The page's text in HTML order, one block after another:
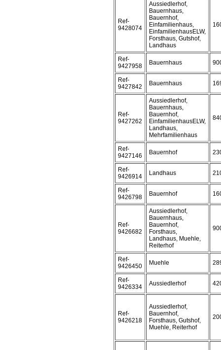
Ref-
9428074
Aussiedlerhof,
Bauernhaus,
Bauernhof,
Einfamilienhaus,
EinfamilienhausELW,
Forsthaus, Gutshof,
Landhaus
Ref-
9427958
Bauernhaus
Ref-
9427842
Bauernhaus
Ref-
9427262
Aussiedlerhof,
Bauernhaus,
Bauernhof,
EinfamilienhausELW,
Landhaus,
Mehrfamilienhaus
Ref-
9427146
Bauernhof
Ref-
9426914
Landhaus
Ref-
9426798
Bauernhof
Ref-
9426682
Aussiedlerhof,
Bauernhaus,
Bauernhof,
Forsthaus,
Landhaus, Muehle,
Reiterhof
Ref-
9426450
Muehle
Ref-
9426334
Aussiedlerhof
Ref-
9426218
Aussiedlerhof,
Bauernhof,
Forsthaus, Gutshof,
Muehle, Reiterhof